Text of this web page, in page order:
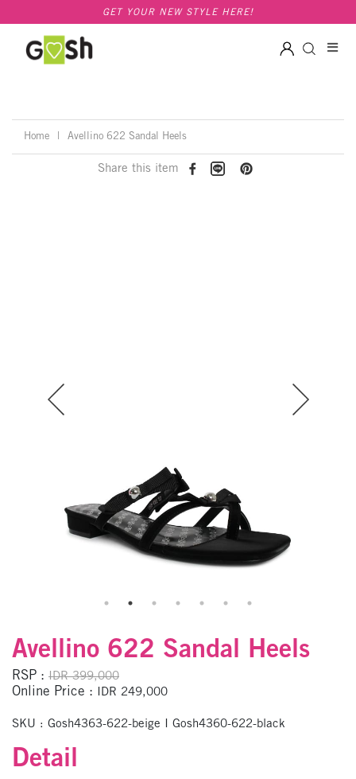
GET YOUR NEW STYLE HERE!
Home | Avellino 622 Sandal Heels
Share this item
Avellino 622 Sandal Heels
RSP : IDR 399,000
Online Price : IDR 249,000
SKU : Gosh4363-622-beige I Gosh4360-622-black
Detail